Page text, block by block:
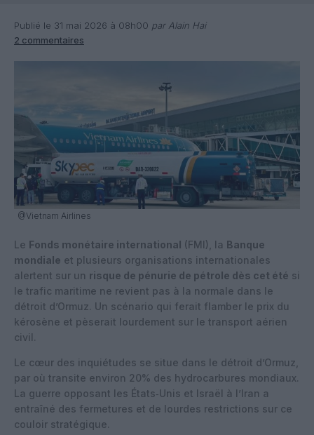
Publié le 31 mai 2026 à 08h00 par Alain Hai
2 commentaires
@Vietnam Airlines
Le Fonds monétaire international (FMI), la Banque
mondiale et plusieurs organisations internationales
alertent sur un risque de pénurie de pétrole dès cet été si
le trafic maritime ne revient pas à la normale dans le
détroit d’Ormuz. Un scénario qui ferait flamber le prix du
kérosène et pèserait lourdement sur le transport aérien
civil.
Le cœur des inquiétudes se situe dans le détroit d’Ormuz,
par où transite environ 20% des hydrocarbures mondiaux.
La guerre opposant les États‑Unis et Israël à l’Iran a
entraîné des fermetures et de lourdes restrictions sur ce
couloir stratégique.